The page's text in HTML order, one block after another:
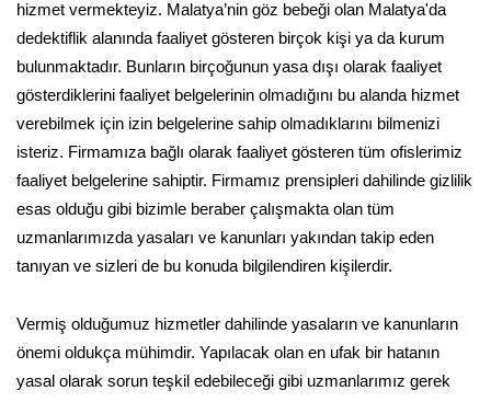
hizmet vermekteyiz. Malatya’nin göz bebeği olan Malatya'da
dedektiflik alanında faaliyet gösteren birçok kişi ya da kurum
bulunmaktadır. Bunların birçoğunun yasa dışı olarak faaliyet
gösterdiklerini faaliyet belgelerinin olmadığını bu alanda hizmet
verebilmek için izin belgelerine sahip olmadıklarını bilmenizi
isteriz. Firmamıza bağlı olarak faaliyet gösteren tüm ofislerimiz
faaliyet belgelerine sahiptir. Firmamız prensipleri dahilinde gizlilik
esas olduğu gibi bizimle beraber çalışmakta olan tüm
uzmanlarımızda yasaları ve kanunları yakından takip eden
tanıyan ve sizleri de bu konuda bilgilendiren kişilerdir.
Vermiş olduğumuz hizmetler dahilinde yasaların ve kanunların
önemi oldukça mühimdir. Yapılacak olan en ufak bir hatanın
yasal olarak sorun teşkil edebileceği gibi uzmanlarımız gerek